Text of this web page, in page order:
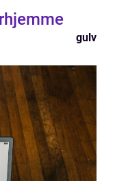
gulv